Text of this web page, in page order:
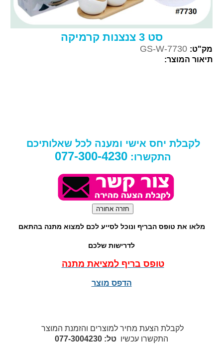
סט 3 צנצנות קרמיקה
מק"ט: GS-W-7730
תיאור המוצר:
לקבלת יחס אישי ומענה לכל שאלותיכם
התקשרו: 077-300-4230
מלאו את טופס הבריף ונוכל לסייע לכם למצוא מתנה בהתאם
לדרישות שלכם
טופס בריף למציאת מתנה
הדפס מוצר
לקבלת הצעת מחיר למוצרים והזמנת המוצר
התקשרו עכשיו טל: 077-3004230